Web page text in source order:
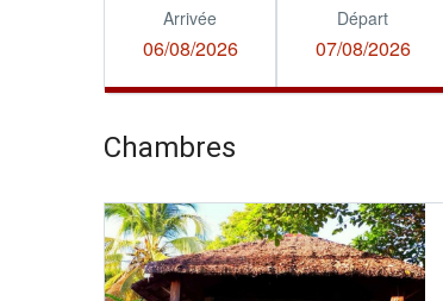
Arrivée
06/08/2026
Départ
07/08/2026
Chambres